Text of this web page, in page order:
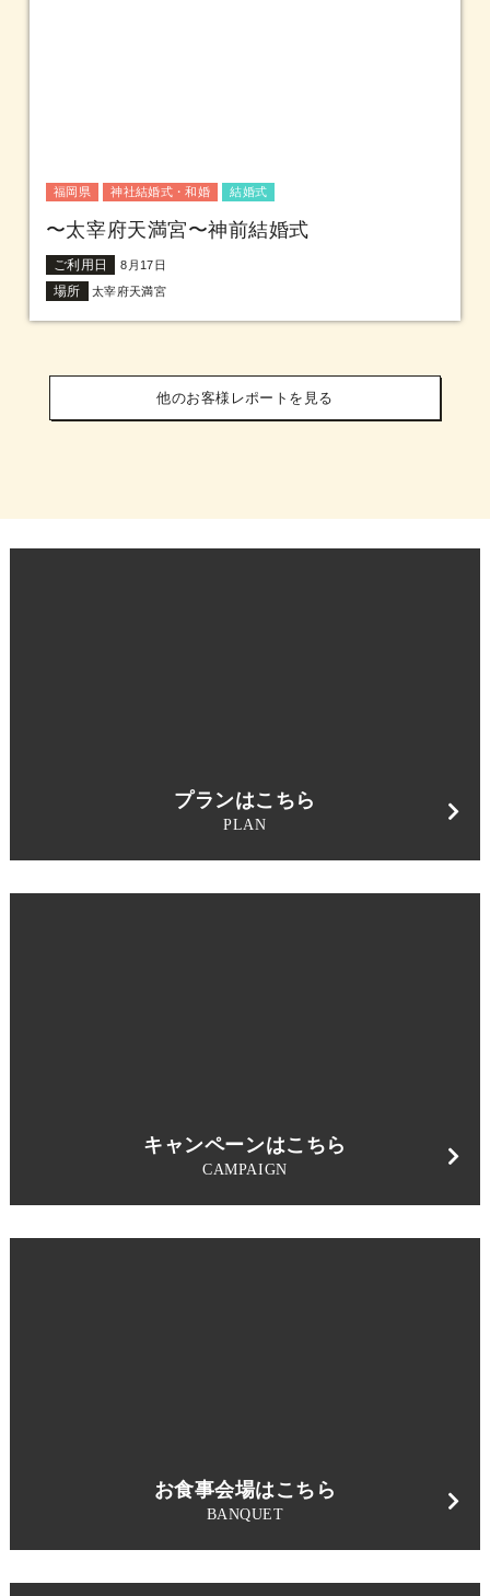
福岡県 神社結婚式・和婚 結婚式
〜太宰府天満宮〜神前結婚式
ご利用日 8月17日
場所 太宰府天満宮
他のお客様レポートを見る
プランはこちら
PLAN
キャンペーンはこちら
CAMPAIGN
お食事会場はこちら
BANQUET